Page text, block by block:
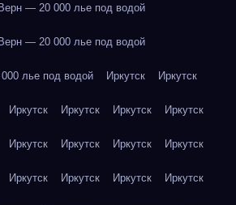
— 20 000 лье под водой
— 20 000 лье под водой
лье под водой Иркутск Иркутск
Иркутск Иркутск Иркутск Иркутск
Иркутск Иркутск Иркутск Иркутск
Иркутск Иркутск Иркутск Иркутск